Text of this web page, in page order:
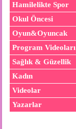
Hamilelikte Spor
Okul Öncesi
Oyun&Oyuncak
Program Videoları
Sağlık & Güzellik
Kadın
Videolar
Yazarlar